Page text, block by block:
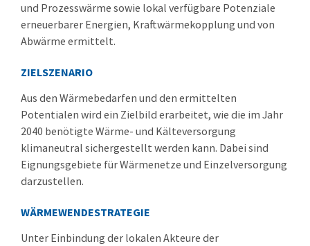
und Prozesswärme sowie lokal verfügbare Potenziale
erneuerbarer Energien, Kraftwärmekopplung und von
Abwärme ermittelt.
ZIELSZENARIO
Aus den Wärmebedarfen und den ermittelten
Potentialen wird ein Zielbild erarbeitet, wie die im Jahr
2040 benötigte Wärme- und Kälteversorgung
klimaneutral sichergestellt werden kann. Dabei sind
Eignungsgebiete für Wärmenetze und Einzelversorgung
darzustellen.
WÄRMEWENDESTRATEGIE
Unter Einbindung der lokalen Akteure der